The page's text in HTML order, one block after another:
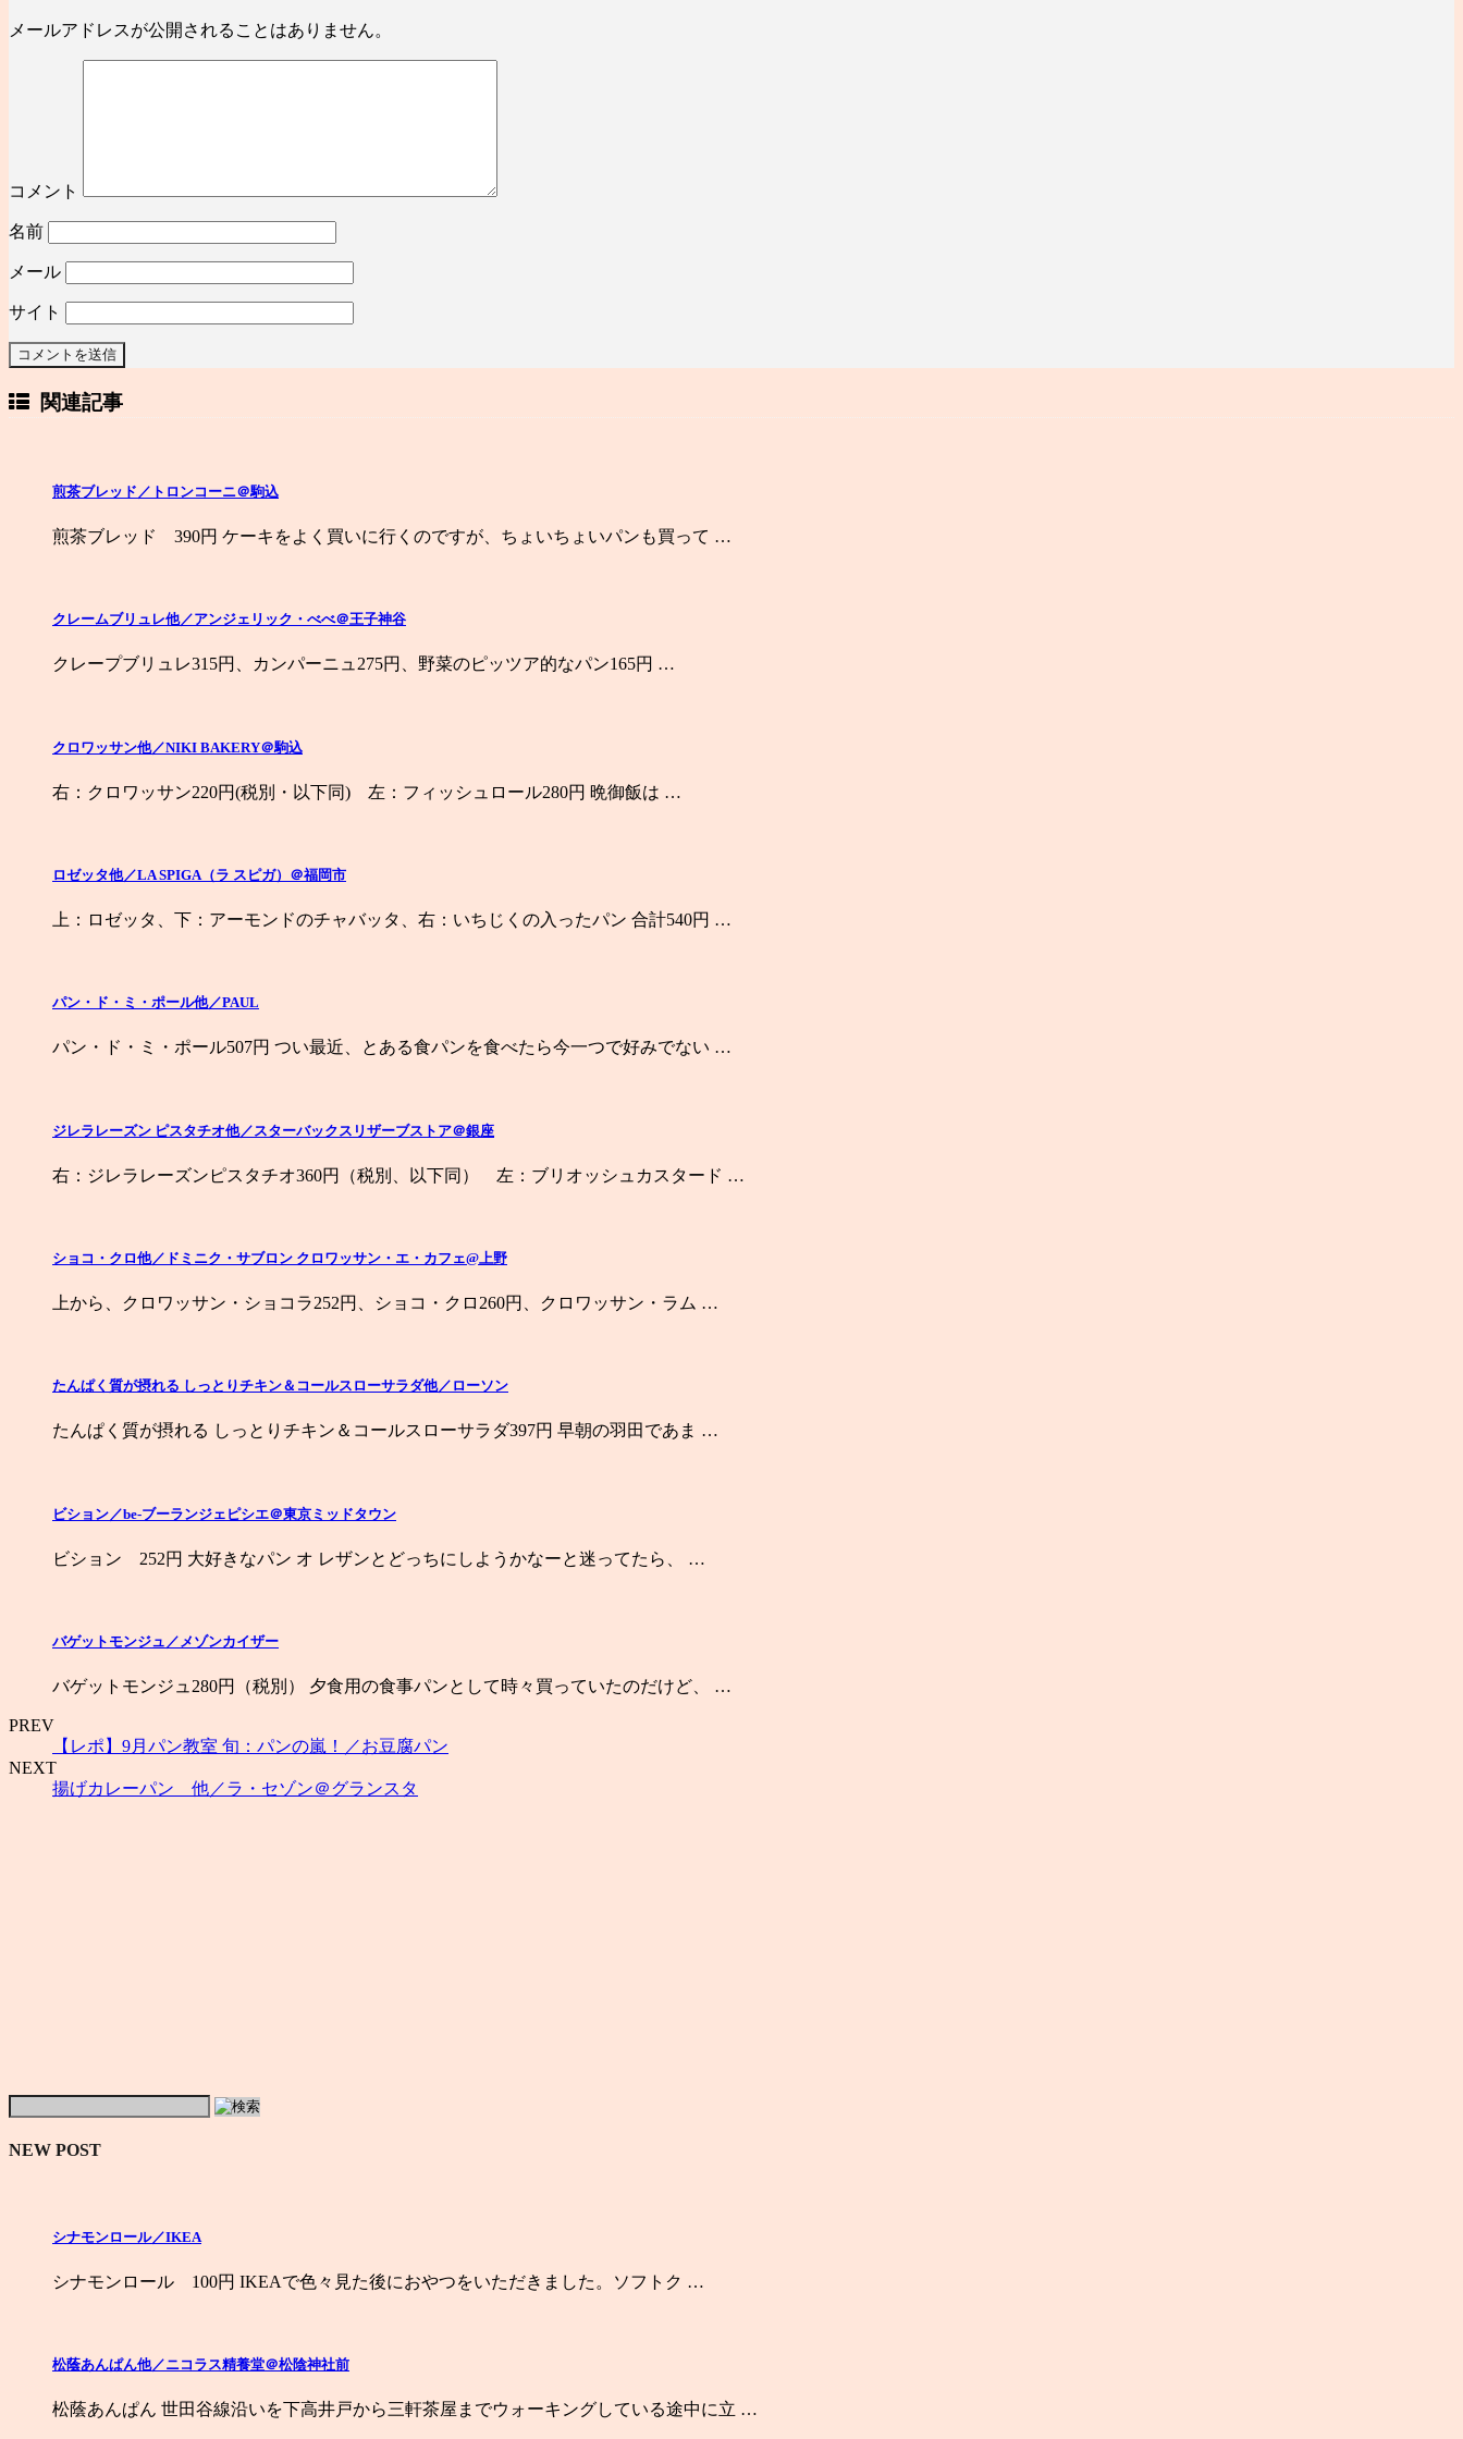
メールアドレスが公開されることはありません。
コメント
名前
メール
サイト
関連記事
煎茶ブレッド／トロンコーニ＠駒込
煎茶ブレッド 390円 ケーキをよく買いに行くのですが、ちょいちょいパンも買って …
クレームブリュレ他／アンジェリック・べべ＠王子神谷
クレープブリュレ315円、カンパーニュ275円、野菜のピッツア的なパン165円 …
クロワッサン他／NIKI BAKERY＠駒込
右：クロワッサン220円(税別・以下同) 左：フィッシュロール280円 晩御飯は …
ロゼッタ他／LA SPIGA（ラ スピガ）＠福岡市
上：ロゼッタ、下：アーモンドのチャバッタ、右：いちじくの入ったパン 合計540円 …
パン・ド・ミ・ポール他／PAUL
パン・ド・ミ・ポール507円 つい最近、とある食パンを食べたら今一つで好みでない …
ジレラレーズン ピスタチオ他／スターバックスリザーブストア＠銀座
右：ジレラレーズンピスタチオ360円（税別、以下同） 左：ブリオッシュカスタード …
ショコ・クロ他／ドミニク・サブロン クロワッサン・エ・カフェ@上野
上から、クロワッサン・ショコラ252円、ショコ・クロ260円、クロワッサン・ラム …
たんぱく質が摂れる しっとりチキン＆コールスローサラダ他／ローソン
たんぱく質が摂れる しっとりチキン＆コールスローサラダ397円 早朝の羽田であま …
ビション／be-ブーランジェピシエ＠東京ミッドタウン
ビション 252円 大好きなパン オ レザンとどっちにしようかなーと迷ってたら、 …
バゲットモンジュ／メゾンカイザー
バゲットモンジュ280円（税別） 夕食用の食事パンとして時々買っていたのだけど、 …
PREV
【レポ】9月パン教室 旬：パンの嵐！／お豆腐パン
NEXT
揚げカレーパン 他／ラ・セゾン＠グランスタ
NEW POST
シナモンロール／IKEA
シナモンロール 100円 IKEAで色々見た後におやつをいただきました。ソフトク …
松蔭あんぱん他／ニコラス精養堂＠松陰神社前
松蔭あんぱん 世田谷線沿いを下高井戸から三軒茶屋までウォーキングしている途中に立 …